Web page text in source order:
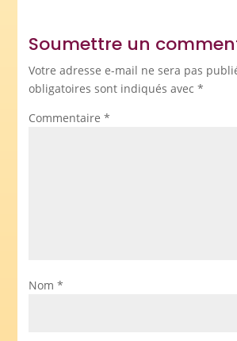
Soumettre un
Votre adresse e-mail ne sera pas
obligatoires sont indiqués avec *
Commentaire *
Nom *